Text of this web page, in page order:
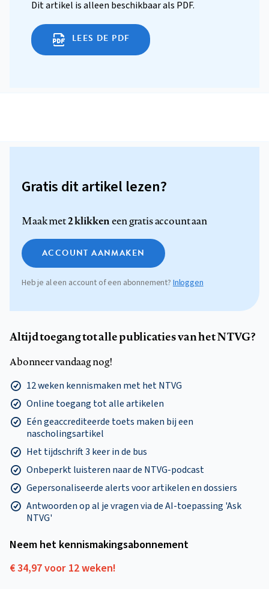
Dit artikel is alleen beschikbaar als PDF.
LEES DE PDF
Gratis dit artikel lezen?
Maak met2 klikkeneen gratis account aan
ACCOUNT AANMAKEN
Heb je al een account of een abonnement? Inloggen
Altijd toegang tot alle publicaties van het NTVG?
Abonneer vandaag nog!
12 weken kennismaken met het NTVG
Online toegang tot alle artikelen
Eén geaccrediteerde toets maken bij een
nascholingsartikel
Het tijdschrift 3 keer in de bus
Onbeperkt luisteren naar de NTVG-podcast
Gepersonaliseerde alerts voor artikelen en dossiers
Antwoorden op al je vragen via de AI-toepassing 'Ask
NTVG'
Neem het kennismakings­abonnement
€ 34,97 voor 12 weken!